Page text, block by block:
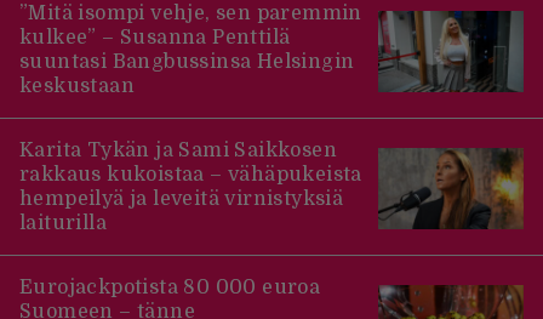
”Mitä isompi vehje, sen paremmin
kulkee” – Susanna Penttilä
suuntasi Bangbussinsa Helsingin
keskustaan
Karita Tykän ja Sami Saikkosen
rakkaus kukoistaa – vähäpukeista
hempeilyä ja leveitä virnistyksiä
laiturilla
Eurojackpotista 80 000 euroa
Suomeen – tänne